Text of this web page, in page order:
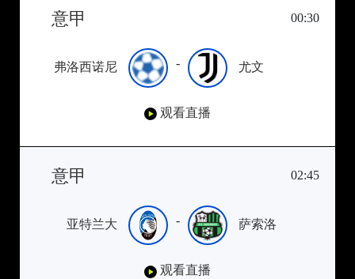
意甲 00:30
弗洛西诺尼 - 尤文
观看直播
意甲 02:45
亚特兰大 - 萨索洛
观看直播